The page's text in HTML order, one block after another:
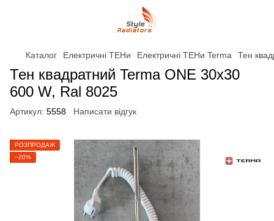
Каталог Електричні ТЕНи Електричні ТЕНи Terma Тен
Тен квадратний Terma ONE 30x30
600 W, Ral 8025
Артикул: 5558 Написати відгук
РОЗПРОДАЖ
−20%